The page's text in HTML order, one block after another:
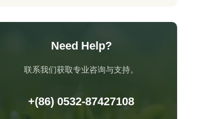
Need Help?
联系我们获取专业咨询与支持。
+(86) 0532-87427108